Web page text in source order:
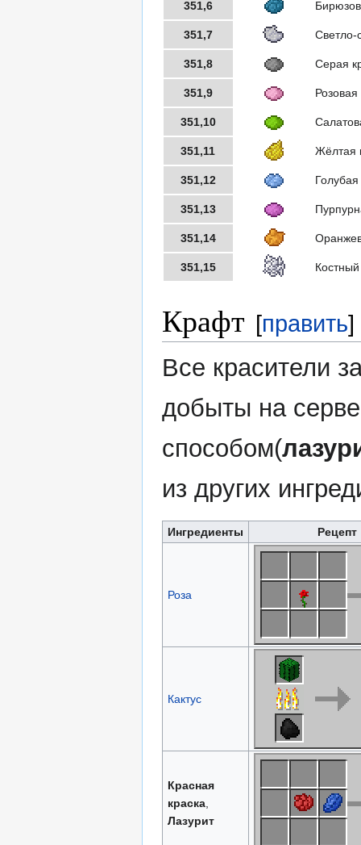
351,6
351,7 Светло-
351,8 Серая
351,9 Розовая
351,10
351,11 Жёлтая
351,12 Голубая
351,13
351,14
351,15
Крафт [править]
Все красители
добыты на
способом(
из других
Ингредиенты Рецепт
Роза
Кактус
Красная
краска,
Лазурит